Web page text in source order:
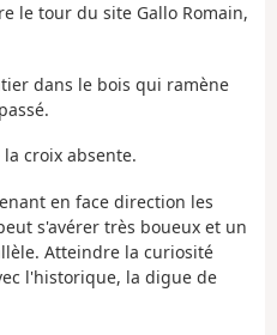
le tour du site Gallo Romain,
dans le bois qui ramène
croix absente.
en face direction les
s'avérer très boueux et un
Atteindre la curiosité
l'historique, la digue de